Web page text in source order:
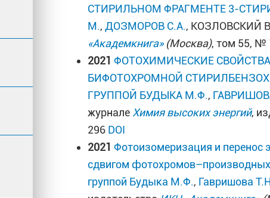
СТИРИЛЬНОМ ФРАГМЕНТЕ 3-
М.,ДОЗМОРОВ С.А., КОЗЛОВСКИЙ
«Академкнига»(Москва), том 55, №
2021ФОТОХИМИЧЕСКИЕ
БИФОТОХРОМНОЙ
ГРУППОЙ БУДЫКА М.Ф.,
журнале Химия высоких энергий,
296 DOI
2021Фотоизомеризация и перенос
сдвигом
группой Будыка М.Ф., Гавришова